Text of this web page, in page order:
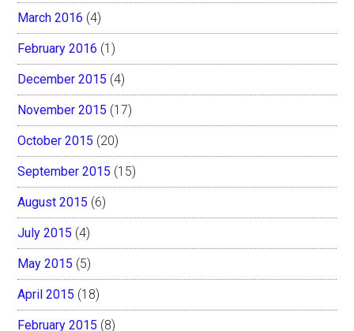
March 2016 (4)
February 2016 (1)
December 2015 (4)
November 2015 (17)
October 2015 (20)
September 2015 (15)
August 2015 (6)
July 2015 (4)
May 2015 (5)
April 2015 (18)
February 2015 (8)